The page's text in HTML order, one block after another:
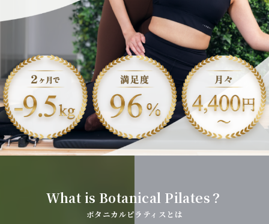
What is Botanical Pilates？
ボタニカルピラティスとは